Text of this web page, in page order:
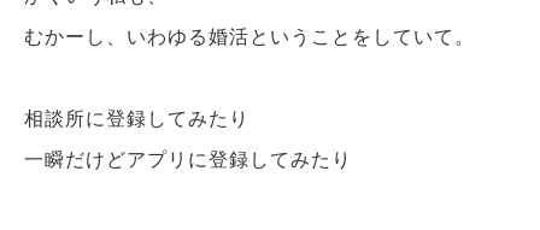
むかーし、いわゆる婚活ということをしていて。
相談所に登録してみたり
一瞬だけどアプリに登録してみたり